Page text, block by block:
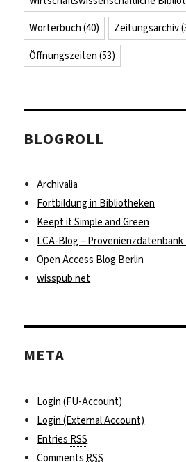
Wörterbuch (40) Zeitungsarchiv
Öffnungszeiten (53)
BLOGROLL
Archivalia
Fortbildung in Bibliotheken
Keept it Simple and Green
LCA-Blog –
Open Access Blog Berlin
wisspub.net
META
Login (FU-Account)
Login (External Account)
Entries RSS
Comments RSS